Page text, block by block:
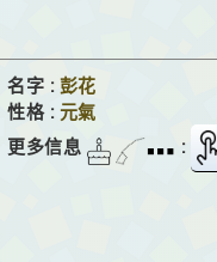
名字 : 彭花
性格 : 元氣
更多信息
: